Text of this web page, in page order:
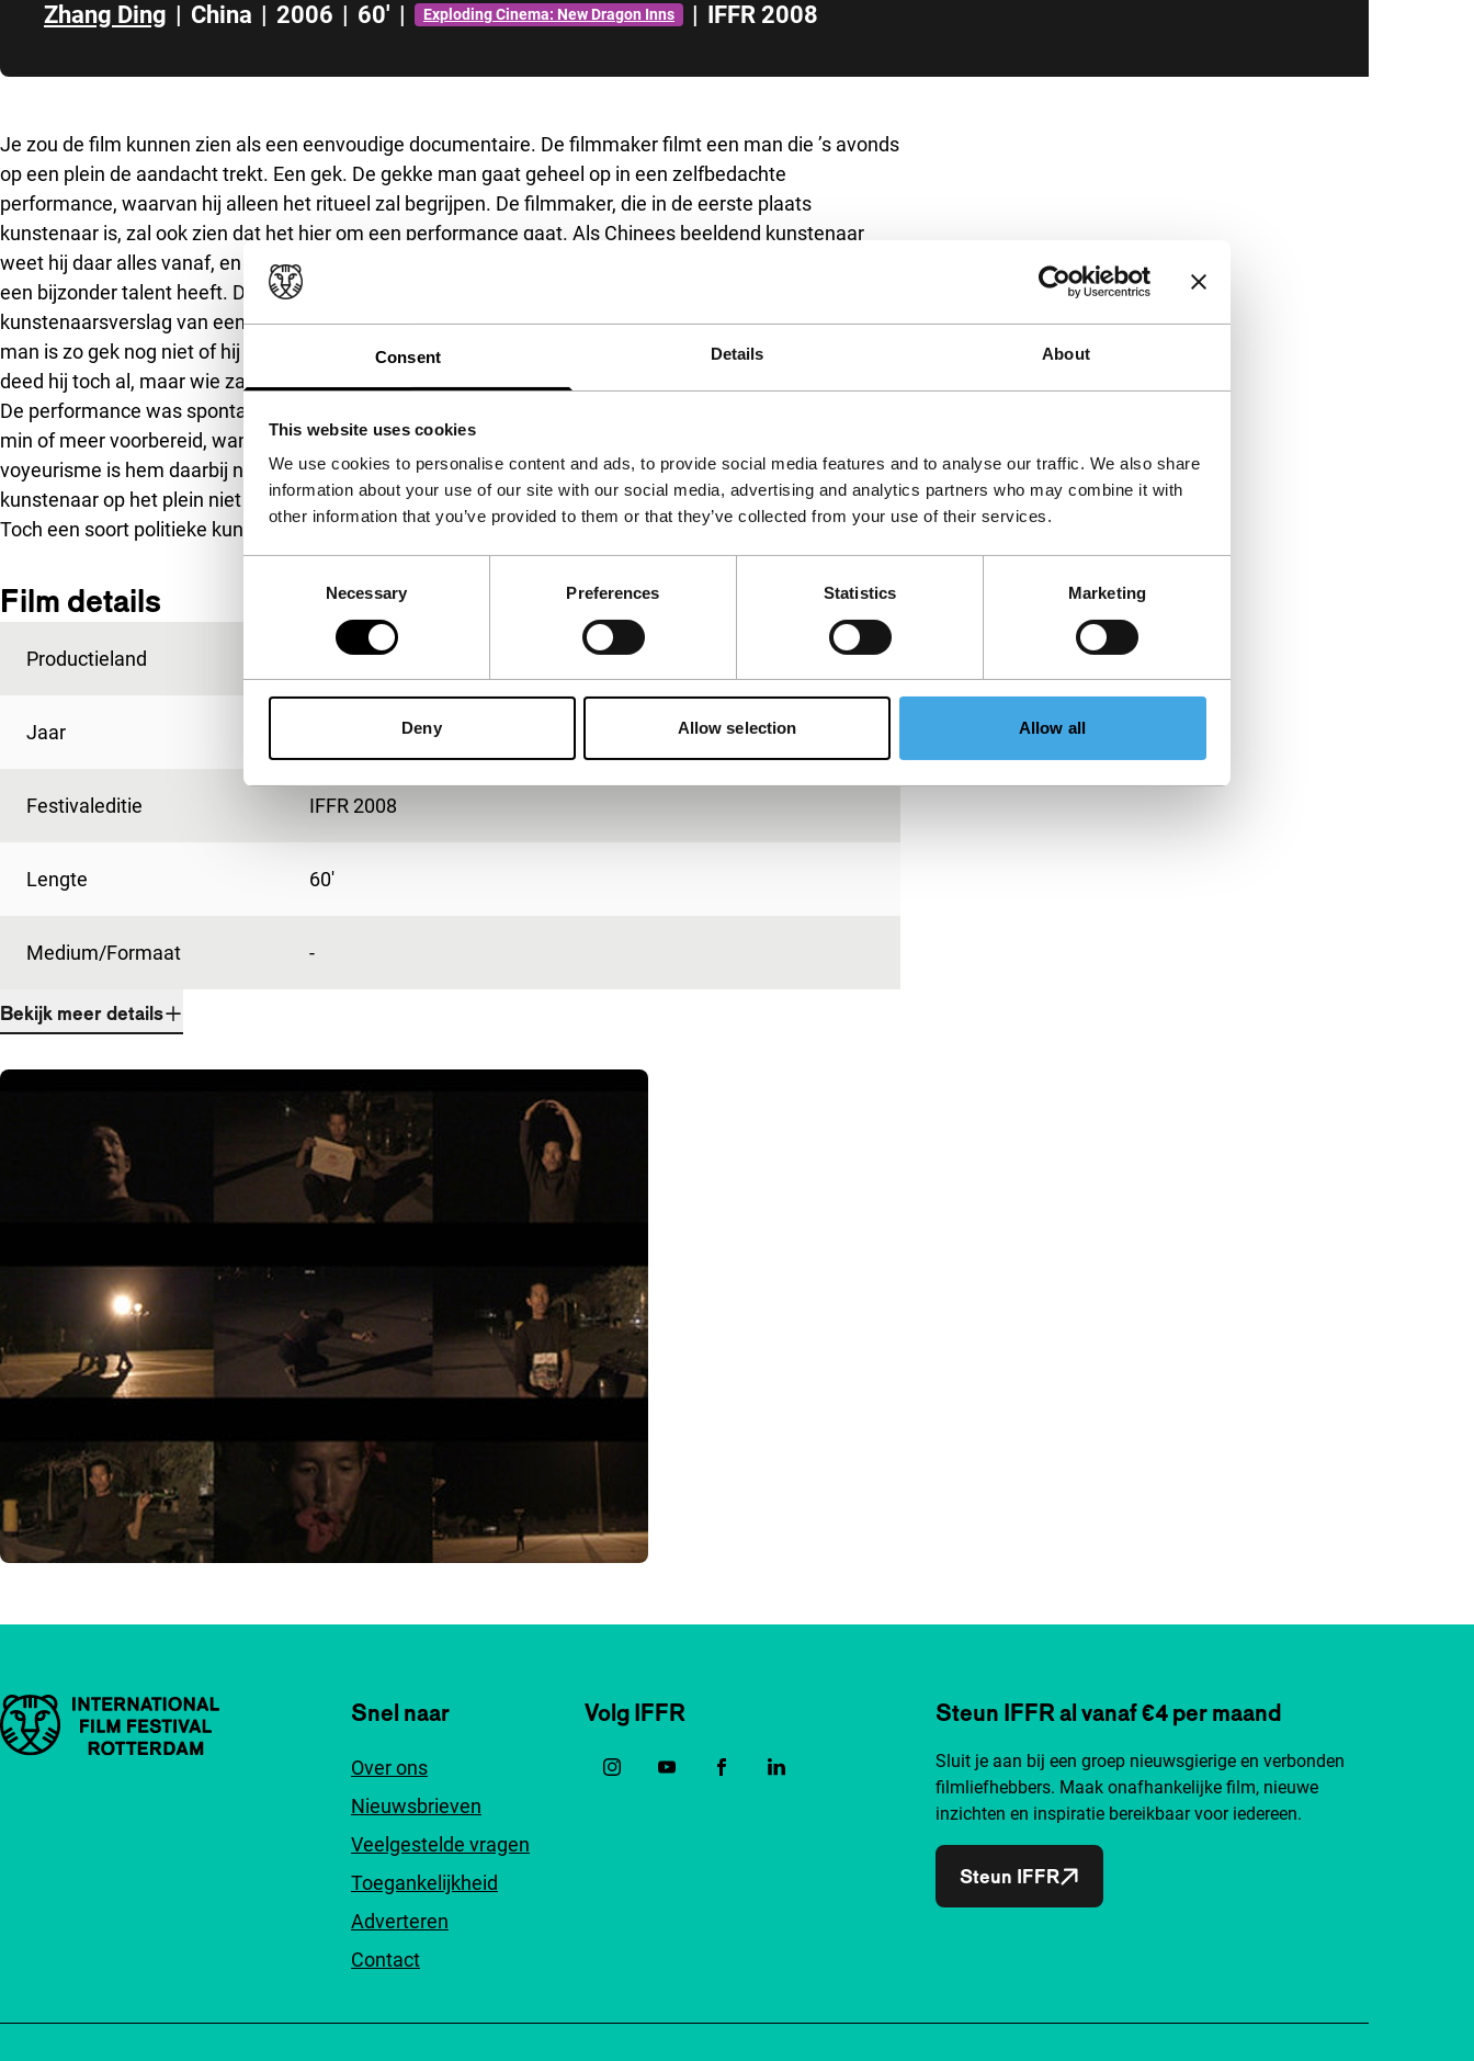
Consent Details About
This website uses cookies
We use cookies to personalise content and ads, to provide social media features and to analyse our traffic. We also share
information about your use of our site with our social media, advertising and analytics partners who may combine it with
other information that you’ve provided to them or that they’ve collected from your use of their services.
Necessary Preferences Statistics Marketing
Deny Allow selection Allow all
Zhang Ding | China | 2006 | 60' | Exploding Cinema: New Dragon Inns | IFFR 2008
Je zou de film kunnen zien als een eenvoudige documentaire. De filmmaker filmt een man die ’s avonds
op een plein de aandacht trekt. Een gek. De gekke man gaat geheel op in een zelfbedachte
performance, waarvan hij alleen het ritueel zal begrijpen. De filmmaker, die in de eerste plaats
kunstenaar is, zal ook zien dat het hier om een performance gaat. Als Chinees beeldend kunstenaar
weet hij daar alles vanaf, en hij ziet ook dat de gekke man niet zomaar gek is, maar op zijn eigen wijze
een bijzonder talent heeft. Dan is het toch geen eenvoudige documentaire, maar een
kunstenaarsverslag van een unieke performance. Het is zelfs eigenlijk een fictiefilm, want de gekke
man is zo gek nog niet of hij is zich zeer bewust van de toeschouwer en zijn camera. Hij acteert. Dat
deed hij toch al, maar wie zal zeggen of het zonder camera ook zo goed was en zo lang zou duren.
De performance was spontaan, en de kunstenaar zag en filmde die bij toeval. Toch was de kunstenaar
min of meer voorbereid, want het observeren van mens en handeling houdt hem allang bezig. Een zeker
voyeurisme is hem daarbij niet vreemd. Voor Zhang Ding stond de ontmoeting met de gekke
kunstenaar op het plein niet op zichzelf, ook in ander werk richt hij zich op de vergetenen en marginalen.
Toch een soort politieke kunst. (GjZ)
Film details
Productieland China
Jaar
Festivaleditie IFFR 2008
Lengte 60'
Medium/Formaat -
Bekijk meer details
Belangrijke links Snel naar
Over ons
Nieuwsbrieven
Veelgestelde vragen
Toegankelijkheid
Adverteren
Contact
Volg IFFR Steun IFFR al vanaf €4 per maand
Sluit je aan bij een groep nieuwsgierige en verbonden
filmliefhebbers. Maak onafhankelijke film, nieuwe
inzichten en inspiratie bereikbaar voor iedereen.
Steun IFFR